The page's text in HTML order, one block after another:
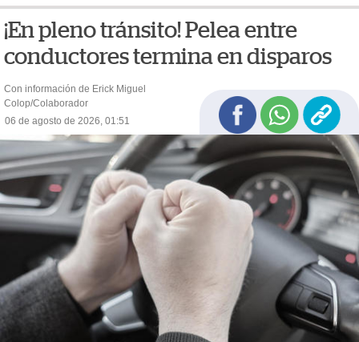
¡En pleno tránsito! Pelea entre
conductores termina en disparos
Con información de Erick Miguel
Colop/Colaborador
06 de agosto de 2026, 01:51